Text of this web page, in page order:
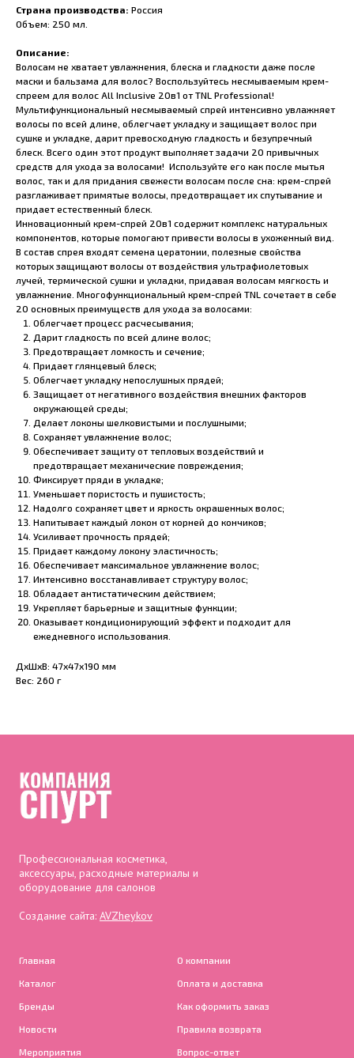
Страна производства: Россия
Объем: 250 мл.
Описание:
Волосам не хватает увлажнения, блеска и гладкости даже после
маски и бальзама для волос? Воспользуйтесь несмываемым крем-
спреем для волос All Inclusive 20в1 от TNL Professional!
Мультифункциональный несмываемый спрей интенсивно увлажняет
волосы по всей длине, облегчает укладку и защищает волос при
сушке и укладке, дарит превосходную гладкость и безупречный
блеск. Всего один этот продукт выполняет задачи 20 привычных
средств для ухода за волосами! Используйте его как после мытья
волос, так и для придания свежести волосам после сна: крем-спрей
разглаживает примятые волосы, предотвращает их спутывание и
придает естественный блеск.
Инновационный крем-спрей 20в1 содержит комплекс натуральных
компонентов, которые помогают привести волосы в ухоженный вид.
В состав спрея входят семена цератонии, полезные свойства
которых защищают волосы от воздействия ультрафиолетовых
лучей, термической сушки и укладки, придавая волосам мягкость и
увлажнение. Многофункциональный крем-спрей TNL сочетает в себе
20 основных преимуществ для ухода за волосами:
Облегчает процесс расчесывания;
Дарит гладкость по всей длине волос;
Предотвращает ломкость и сечение;
Придает глянцевый блеск;
Облегчает укладку непослушных прядей;
Защищает от негативного воздействия внешних факторов
окружающей среды;
Делает локоны шелковистыми и послушными;
Сохраняет увлажнение волос;
Обеспечивает защиту от тепловых воздействий и
предотвращает механические повреждения;
Фиксирует пряди в укладке;
Уменьшает пористость и пушистость;
Надолго сохраняет цвет и яркость окрашенных волос;
Напитывает каждый локон от корней до кончиков;
Усиливает прочность прядей;
Придает каждому локону эластичность;
Обеспечивает максимальное увлажнение волос;
Интенсивно восстанавливает структуру волос;
Обладает антистатическим действием;
Укрепляет барьерные и защитные функции;
Оказывает кондиционирующий эффект и подходит для
ежедневного использования.
ДxШxВ: 47x47x190 мм
Вес: 260 г
Профессиональная косметика,
аксессуары, расходные материалы и
оборудование для салонов
Создание сайта: AVZheykov
Главная
Каталог
Бренды
Новости
Мероприятия
О компании
Оплата и доставка
Как оформить заказ
Правила возврата
Вопрос-ответ